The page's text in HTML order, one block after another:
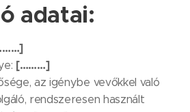
adatai:
[………]
az igénybe vevőkkel való
rendszeresen használt